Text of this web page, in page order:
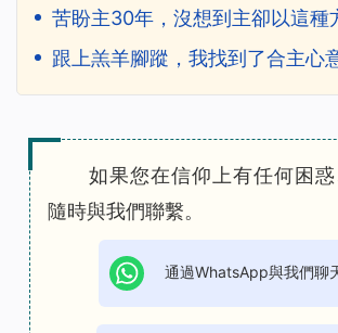
苦盼主30年，沒想到主卻以這種
跟上羔羊腳蹤，我找到了合主心
如果您在信仰上有任何困
隨時與我們聯繫。
通過WhatsApp與我們聊